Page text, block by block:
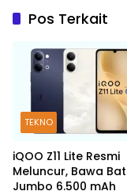
Pos Terkait
TEKNO
iQOO Z11 Lite Resmi
Meluncur, Bawa
Jumbo 6.500 mAh